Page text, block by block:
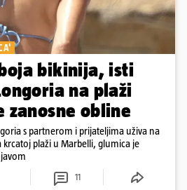
boja bikinija, isti
na plaži
zanosne obline
s partnerom i prijateljima uživa na
plaži u Marbelli, glumica je
11